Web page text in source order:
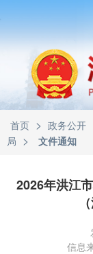
首页 > 政务公开
局 > 文件通知
2026年洪江
信息